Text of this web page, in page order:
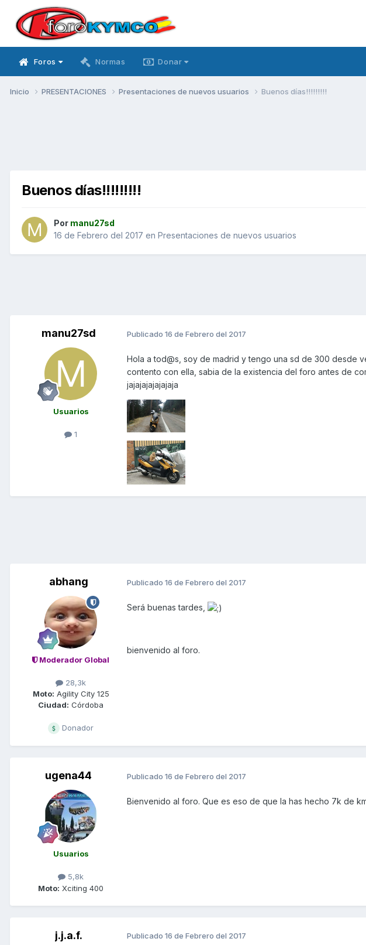
Foros Normas Donar
Inicio PRESENTACIONES Presentaciones de nuevos usuarios Buenos días!!!!!!!!!
Buenos días!!!!!!!!!
Por manu27sd
16 de Febrero del 2017 en Presentaciones de nuevos usuarios
manu27sd
Usuarios
1
Publicado 16 de Febrero del 2017
Hola a tod@s, soy de madrid y tengo una sd de 300 desde
contento con ella, sabia de la existencia del foro antes de
jajajajajajajaja
abhang
Moderador Global
28,3k
Moto: Agility City 125
Ciudad: Córdoba
Donador
Publicado 16 de Febrero del 2017
Será buenas tardes,
bienvenido al foro.
ugena44
Usuarios
5,8k
Moto: Xciting 400
Publicado 16 de Febrero del 2017
Bienvenido al foro. Que es eso de que la has hecho 7k de
j.j.a.f. Publicado 16 de Febrero del 2017